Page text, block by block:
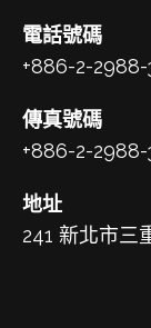
電話號碼
+886-2-2988-
傳真號碼
+886-2-2988-
地址
241 新北市三